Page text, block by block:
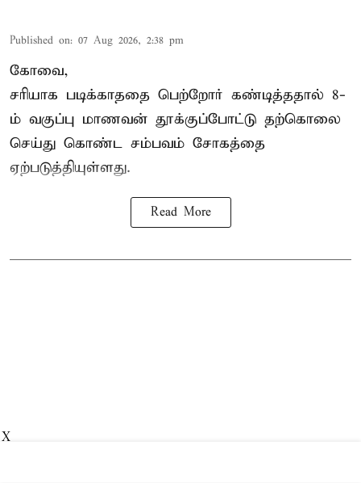
Published on: 07 Aug 2026, 2:38 pm
கோவை,
சரியாக படிக்காததை பெற்றோர் கண்டித்ததால் 8-
ம் வகுப்பு மாணவன் தூக்குப்போட்டு தற்கொலை
செய்து கொண்ட சம்பவம் சோகத்தை
ஏற்படுத்தியுள்ளது.
Read More
X